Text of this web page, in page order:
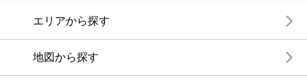
エリアから探す
地図から探す